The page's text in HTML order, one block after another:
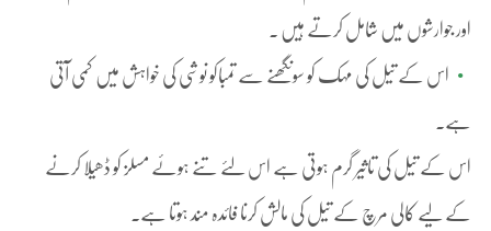
اور جوارشوں میں شامل کرتے ہیں ۔
اس کے تیل کی مہک کو سونگھنے سے تمباکو نوشی کی خواہش میں کمی آتی
ہے۔
اس کے تیل کی تاثیر گرم ہوتی ہے اس لئے تنے ہوئے مسلز کو ڈھیلا کرنے
کے لیے کالی مرچ کے تیل کی مالش کرنا فائدہ مند ہوتا ہے۔